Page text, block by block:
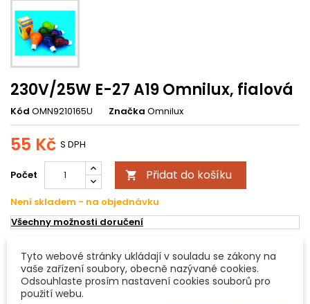
230V/25W E-27 A19 Omnilux, fialová
Kód OMN9210165U Značka Omnilux
55 Kč S DPH
Počet  Přidat do košíku
Není skladem - na objednávku
Všechny možnosti doručení
POPIS DETAILY PRODUKTU
230V/25W E-27 A19 Omnilux, fialová
Tyto webové stránky ukládají v souladu se zákony na
vaše zařízení soubory, obecně nazývané cookies.
Odsouhlaste prosím nastavení cookies souborů pro
použití webu.